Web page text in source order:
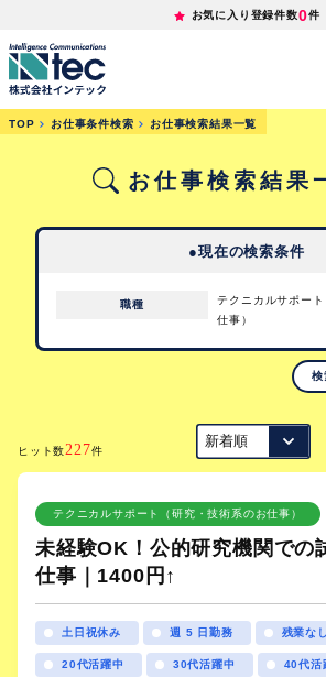
お気に入り登録件数0件
TOP お仕事条件検索 お仕事検索結果一覧
お仕事検索結果
●現在の検索条件
職種
テクニカルサポー
仕事）
検
ヒット数227件
テクニカルサポート（研究・技術系のお仕事）
未経験OK！公的研究機関での
仕事｜1400円↑
土日祝休み 週 5 日勤務 残業なし
20代活躍中 30代活躍中 40代活